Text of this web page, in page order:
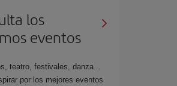
los
eventos
teatro, festivales, danza...
por los mejores eventos